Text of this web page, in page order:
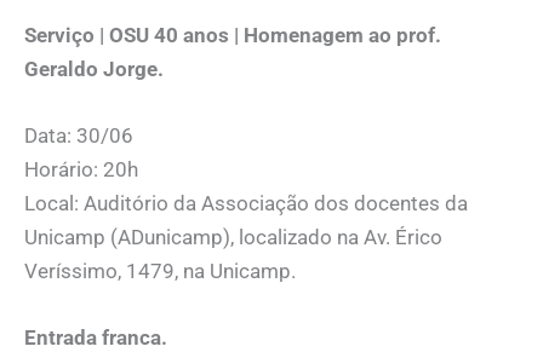
Serviço | OSU 40 anos | Homenagem ao prof.
Geraldo Jorge.
Data: 30/06
Horário: 20h
Local: Auditório da Associação dos docentes da
Unicamp (ADunicamp), localizado na Av. Érico
Veríssimo, 1479, na Unicamp.
Entrada franca.